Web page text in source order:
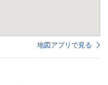
地図アプリで見る